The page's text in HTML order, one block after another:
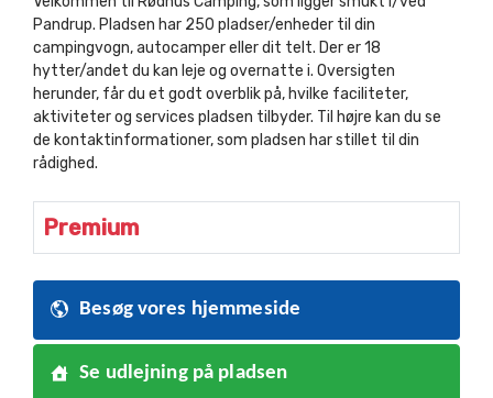
Pandrup. Pladsen har 250 pladser/enheder til din
campingvogn, autocamper eller dit telt. Der er 18
hytter/andet du kan leje og overnatte i. Oversigten
herunder, får du et godt overblik på, hvilke faciliteter,
aktiviteter og services pladsen tilbyder. Til højre kan du se
de kontaktinformationer, som pladsen har stillet til din
rådighed.
Premium
Besøg vores hjemmeside
Se udlejning på pladsen